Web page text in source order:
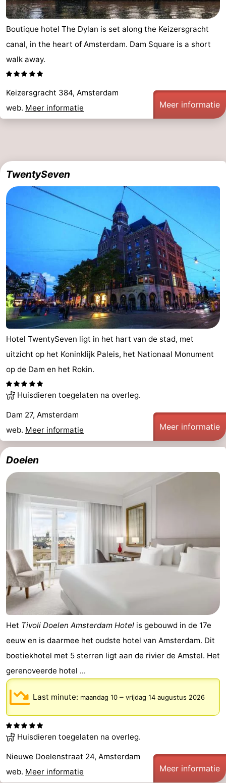
Boutique hotel The Dylan is set along the Keizersgracht
canal, in the heart of Amsterdam. Dam Square is a short
walk away.
Keizersgracht 384, Amsterdam
web. Meer informatie Meer informatie
TwentySeven
Hotel TwentySeven ligt in het hart van de stad, met
uitzicht op het Koninklijk Paleis, het Nationaal Monument
op de Dam en het Rokin.
Huisdieren toegelaten na overleg.
Dam 27, Amsterdam
web. Meer informatie Meer informatie
Doelen
Het Tivoli Doelen Amsterdam Hotel is gebouwd in de 17e
eeuw en is daarmee het oudste hotel van Amsterdam. Dit
boetiekhotel met 5 sterren ligt aan de rivier de Amstel. Het
gerenoveerde hotel ...
Last minute: maandag 10 – vrijdag 14 augustus 2026
Huisdieren toegelaten na overleg.
Nieuwe Doelenstraat 24, Amsterdam
web. Meer informatie Meer informatie